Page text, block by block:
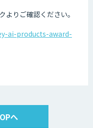
よりご確認ください。
ai-products-award-
へ